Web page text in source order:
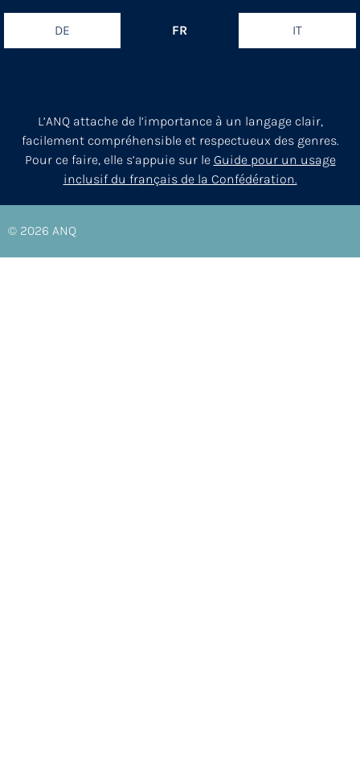
DE FR IT
L’ANQ attache de l’importance à un langage clair,
facilement compréhensible et respectueux des genres.
Pour ce faire, elle s’appuie sur le Guide pour un usage
inclusif du français de la Confédération.
© 2026 ANQ